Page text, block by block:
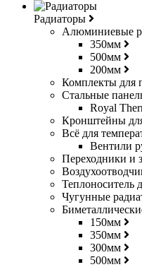
Радиаторы
Алюминиевые
350мм
500мм
200мм
Комплекты для
Стальные
Royal
Кронштейны
Всё для
Вентили
Переходники и
Теплоноситель
Чугунные
150мм
350мм
300мм
500мм